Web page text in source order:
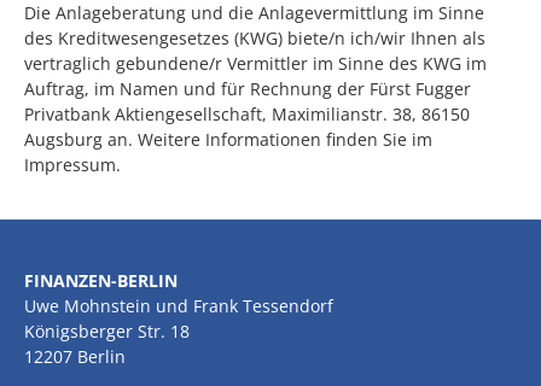
Die Anlageberatung und die Anlagevermittlung im Sinne
des Kreditwesengesetzes (KWG) biete/n ich/wir Ihnen als
vertraglich gebundene/r Vermittler im Sinne des KWG im
Auftrag, im Namen und für Rechnung der Fürst Fugger
Privatbank Aktiengesellschaft, Maximilianstr. 38, 86150
Augsburg an. Weitere Informationen finden Sie im
Impressum.
FINANZEN-BERLIN
Uwe Mohnstein und Frank Tessendorf
Königsberger Str. 18
12207 Berlin